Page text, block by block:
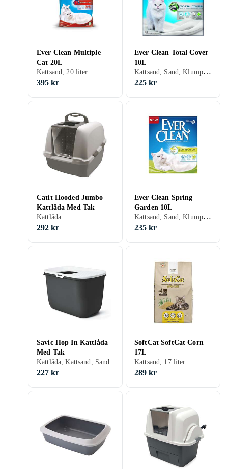
Ever Clean Multiple
Cat 20L
Kattsand, 20 liter
395 kr
Ever Clean Total Cover
10L
Kattsand, Sand, Klumpbildande, Oparfymerad, 10 liter
225 kr
Catit Hooded Jumbo
Kattlåda Med Tak
Kattlåda
292 kr
Ever Clean Spring
Garden 10L
Kattsand, Sand, Klumpbildande, Oparfymerad, Parfymerad, 10 liter
235 kr
Savic Hop In Kattlåda
Med Tak
Kattlåda, Kattsand, Sand
227 kr
SoftCat SoftCat Corn
17L
Kattsand, 17 liter
289 kr